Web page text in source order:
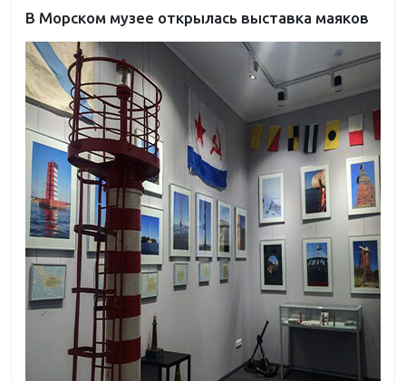
В Морском музее открылась выставка маяков